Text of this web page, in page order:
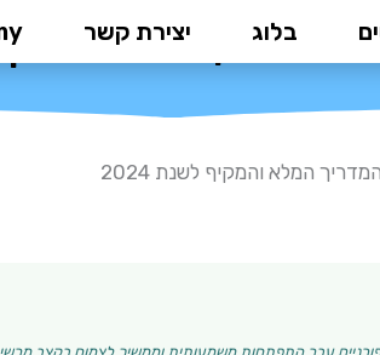
בלוג יצירת קשר
המדריך המלא והמקיף
המלא והמקיף לשנת 2024